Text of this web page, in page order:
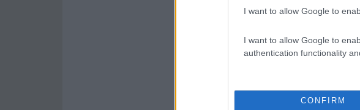
I want to allow Google to
I want to allow Google to
authentication functionality
CONFIRM